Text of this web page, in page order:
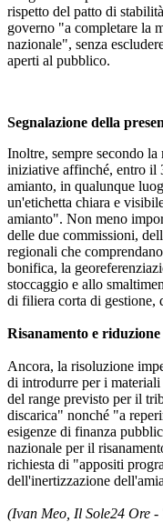
rispetto del patto di
governo "a completare la
nazionale", senza
aperti al pubblico.
Segnalazione della
Inoltre, sempre secondo
iniziative affinché, entro il
amianto, in qualunque
un'etichetta chiara e
amianto". Non meno
delle due commissioni,
regionali che
bonifica, la
stoccaggio e allo
di filiera corta di gestione,
Risanamento e riduzione
Ancora, la risoluzione
di introdurre per i
del range previsto per il
discarica" nonché "a
esigenze di finanza
nazionale per il
richiesta di "appositi
dell'inertizzazione
(Ivan Meo, Il Sole24 Ore